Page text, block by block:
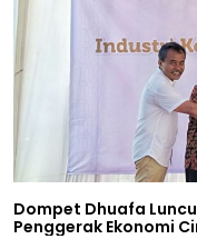
Dompet Dhuafa
Penggerak Ekonomi